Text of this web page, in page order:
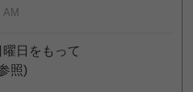
日をもって
照)